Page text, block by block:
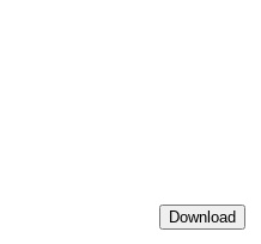
Download